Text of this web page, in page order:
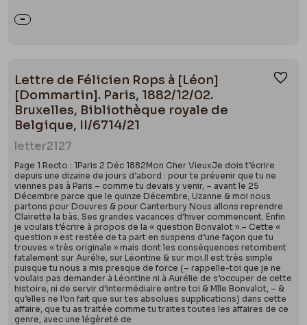
Lettre de Félicien Rops à [Léon]
[Dommartin]. Paris, 1882/12/02.
Bruxelles, Bibliothèque royale de
Belgique, II/6714/21
letter2127
Page 1 Recto : 1Paris 2 Déc 1882Mon Cher VieuxJe dois t’écrire
depuis une dizaine de jours d’abord : pour te prévenir que tu ne
viennes pas à Paris – comme tu devais y venir, – avant le 25
Décembre parce que le quinze Décembre, Uzanne & moi nous
partons pour Douvres & pour Canterbury Nous allons reprendre
Clairette la bàs. Ses grandes vacances d’hiver commencent. Enfin
je voulais t’écrire à propos de la « question Bonvalot ».– Cette «
question » est restée de ta part en suspens d’une façon que tu
trouves « très originale » mais dont les conséquences retombent
fatalement sur Aurélie, sur Léontine & sur moi.Il est très simple
puisque tu nous a mis presque de force (– rappelle-toi que je ne
voulais pas demander à Léontine ni à Aurélie de s’occuper de cette
histoire, ni de servir d’intermédiaire entre toi & Mlle Bonvalot, – &
qu’elles ne l’on fait que sur tes absolues supplications) dans cette
affaire, que tu as traitée comme tu traites toutes les affaires de ce
genre, avec une légèreté de